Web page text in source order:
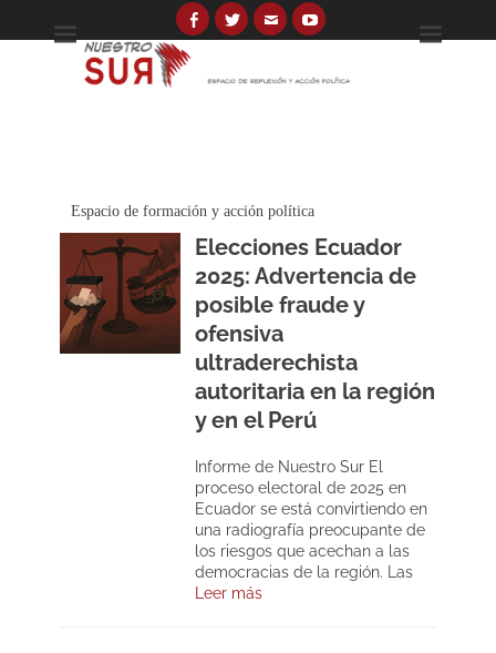
Facebook
TwitterEmailYouTube
Espacio de reflexión y acción política
Espacio de formación y acción política
Elecciones Ecuador
2025: Advertencia de
posible fraude y
ofensiva
ultraderechista
autoritaria en la región
y en el Perú
Informe de Nuestro Sur El
proceso electoral de 2025 en
Ecuador se está convirtiendo en
una radiografía preocupante de
los riesgos que acechan a las
democracias de la región. Las
Leer más